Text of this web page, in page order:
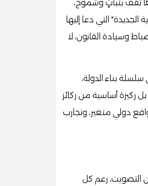
تقف بثباتٍ وشموخ،
التي دعا إليها
وسيادة القانون، لا
2025 كحلقة جديدة في سلسلة بناء الدولة،
ركيزة أساسية من ركائز
دولي متغير، وتجارب
التصويت، رغم كل